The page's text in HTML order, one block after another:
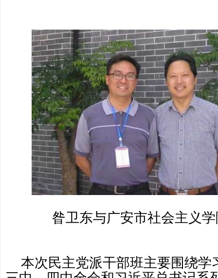
昝卫东与广安市社会主义
本次民主党派干部班主要围绕学